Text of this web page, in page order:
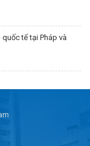
tế tại Pháp và